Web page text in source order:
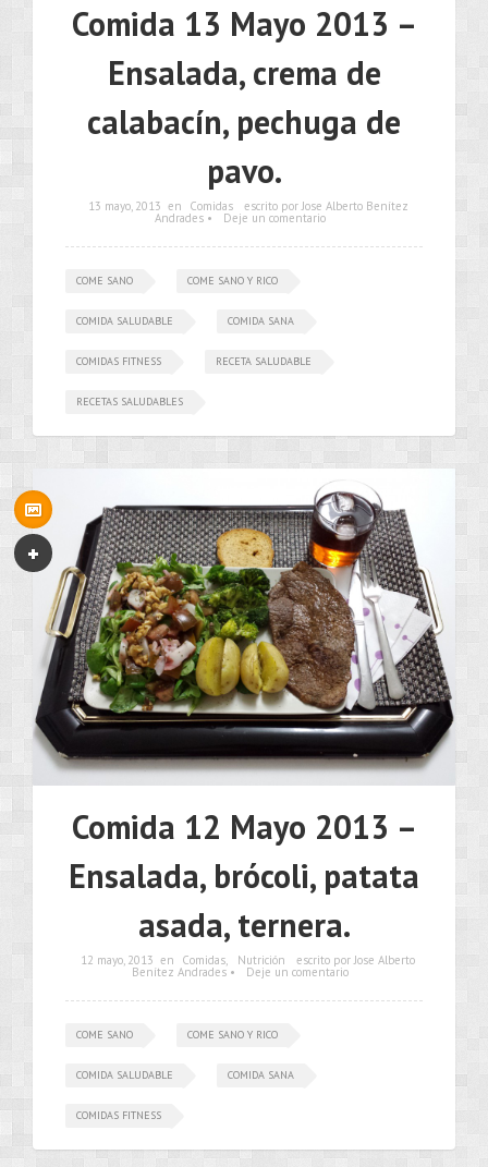
Comida 13 Mayo 2013 –
Ensalada, crema de
calabacín, pechuga de
pavo.
13 mayo, 2013 en Comidas escrito por Jose Alberto Benítez
Andrades • Deje un comentario
COME SANO COME SANO Y RICO
COMIDA SALUDABLE COMIDA SANA
COMIDAS FITNESS RECETA SALUDABLE
RECETAS SALUDABLES
Comida 12 Mayo 2013 –
Ensalada, brócoli, patata
asada, ternera.
12 mayo, 2013 en Comidas Nutrición escrito por Jose Alberto
Benítez Andrades • Deje un comentario
COME SANO COME SANO Y RICO
COMIDA SALUDABLE COMIDA SANA
COMIDAS FITNESS
•••